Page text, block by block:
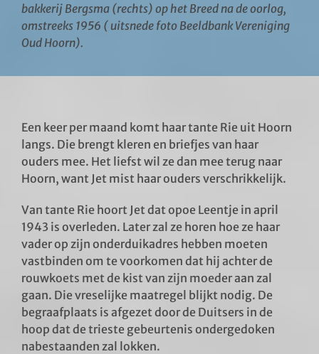
bakkerij Bergsma (rechts) op het Breed na de oorlog,
omstreeks 1956 ( uitsnede foto Beeldbank Vereniging
Oud Hoorn).
Een keer per maand komt haar tante Rie uit Hoorn
langs. Die brengt kleren en briefjes van haar
ouders mee. Het liefst wil ze dan mee terug naar
Hoorn, want Jet mist haar ouders verschrikkelijk.
Van tante Rie hoort Jet dat opoe Leentje in april
1943 is overleden. Later zal ze horen hoe ze haar
vader op zijn onderduikadres hebben moeten
vastbinden om te voorkomen dat hij achter de
rouwkoets met de kist van zijn moeder aan zal
gaan. Die vreselijke maatregel blijkt nodig. De
begraafplaats is afgezet door de Duitsers in de
hoop dat de trieste gebeurtenis ondergedoken
nabestaanden zal lokken.